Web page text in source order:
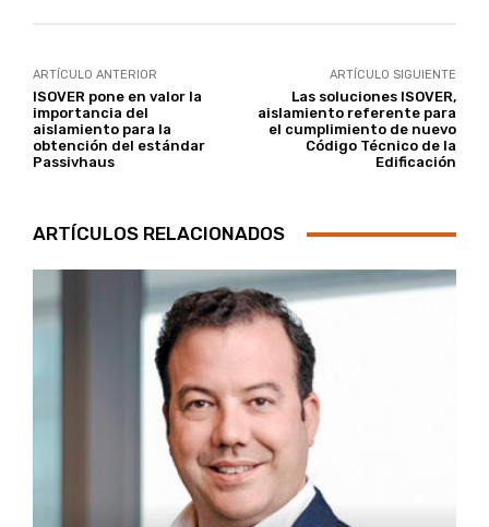
ARTÍCULO ANTERIOR
ISOVER pone en valor la
importancia del
aislamiento para la
obtención del estándar
Passivhaus
ARTÍCULO SIGUIENTE
Las soluciones ISOVER,
aislamiento referente para
el cumplimiento de nuevo
Código Técnico de la
Edificación
ARTÍCULOS RELACIONADOS